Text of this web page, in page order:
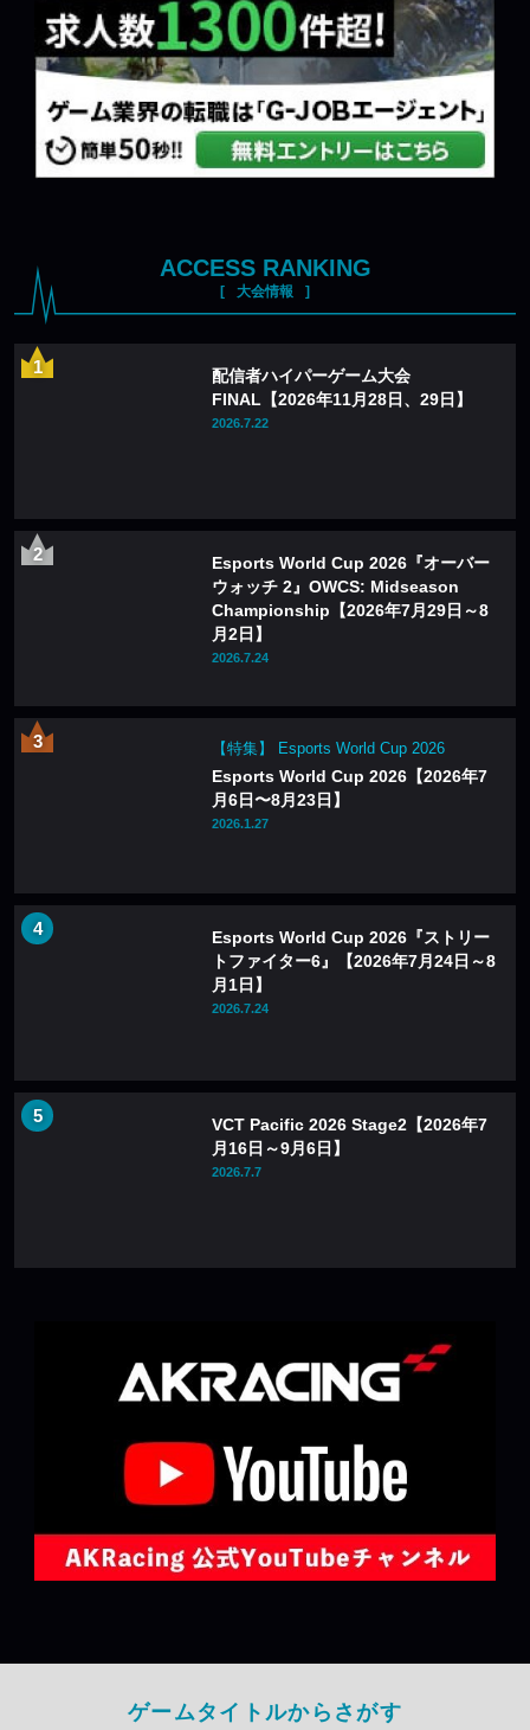
ACCESS RANKING
大会情報
配信者ハイパーゲーム大会
FINAL【2026年11月28日、29日】
2026.7.22
Esports World Cup 2026『オーバー
ウォッチ 2』OWCS: Midseason
Championship【2026年7月29日～8
月2日】
2026.7.24
【特集】 Esports World Cup 2026
Esports World Cup 2026【2026年7
月6日〜8月23日】
2026.1.27
Esports World Cup 2026『ストリー
トファイター6』【2026年7月24日～8
月1日】
2026.7.24
VCT Pacific 2026 Stage2【2026年7
月16日～9月6日】
2026.7.7
ゲームタイトルからさがす